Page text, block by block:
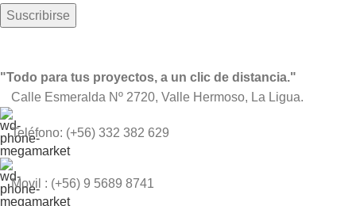
"Todo para tus proyectos, a un clic de distancia."
Calle Esmeralda Nº 2720, Valle Hermoso, La Ligua.
Teléfono: (+56) 332 382 629
Movil : (+56) 9 5689 8741